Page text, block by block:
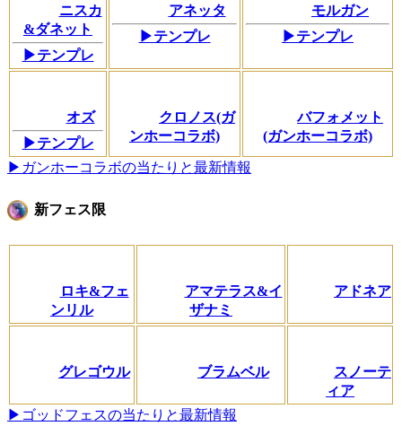
ニスカ
&ダネット
▶テンプレ
アネッタ
▶テンプレ
モルガン
▶テンプレ
オズ
▶テンプレ
クロノス(ガ
ンホーコラボ)
バフォメット
(ガンホーコラボ)
▶ガンホーコラボの当たりと最新情報
新フェス限
ロキ&フェ
ンリル
アマテラス&イ
ザナミ
アドネア
グレゴウル ブラムベル
スノーテ
ィア
▶ゴッドフェスの当たりと最新情報